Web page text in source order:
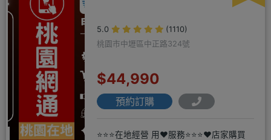
5.0
(1110)
桃園市中壢區中正路324號
$44,990
預約訂購
⭐⭐⭐在地經營 用❤️服務⭐⭐⭐❤️店家購買